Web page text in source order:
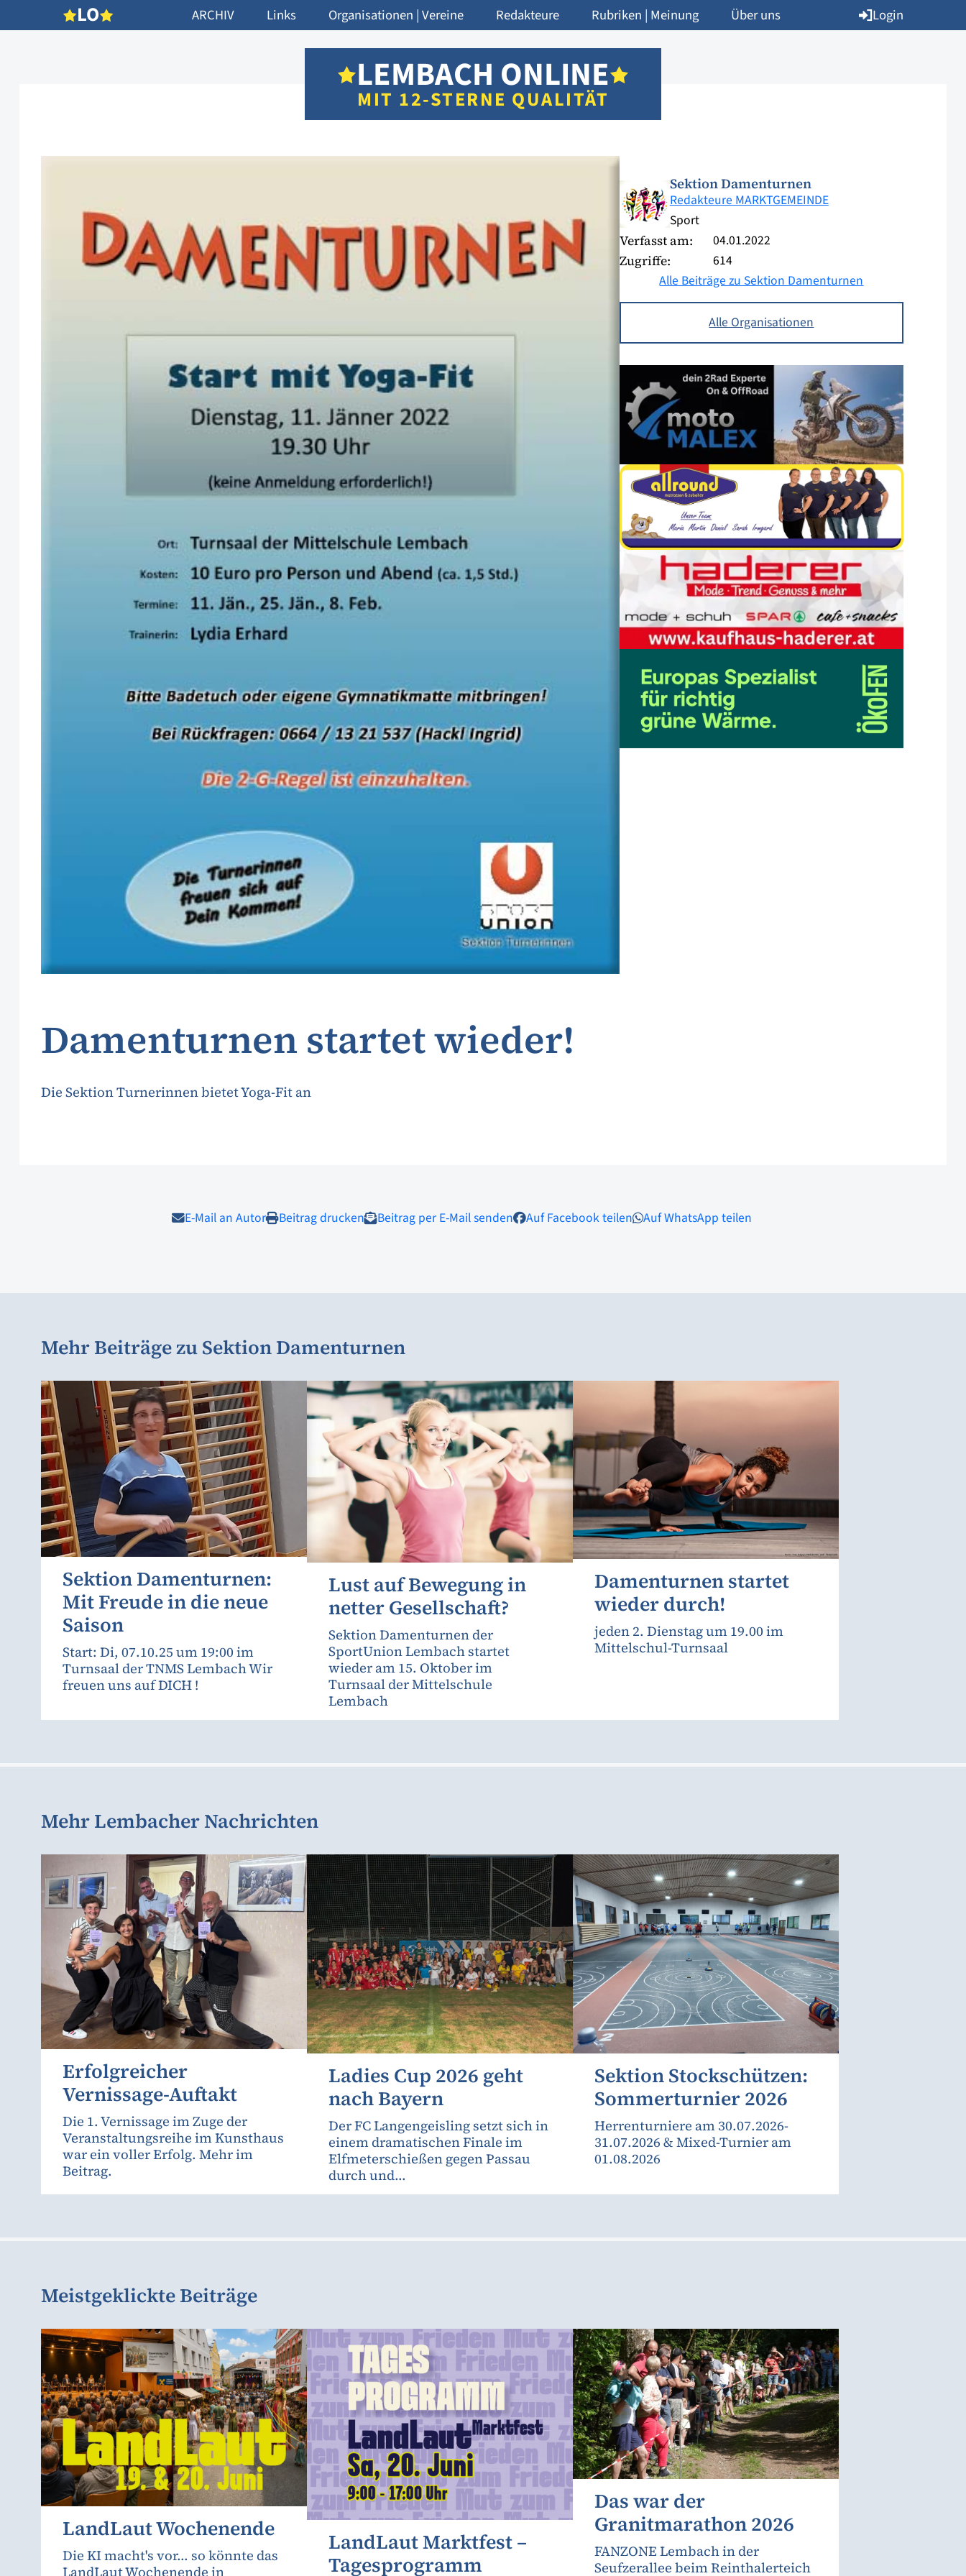
LO ARCHIV Links Organisationen | Vereine Redakteure Rubriken | Meinung Über uns Login
LEMBACH ONLINE
MIT 12-STERNE QUALITÄT
Damenturnen startet wieder!
Die Sektion Turnerinnen bietet Yoga-Fit an
Sektion Damenturnen
Redakteure MARKTGEMEINDE
Sport
Verfasst am: 04.01.2022
Zugriffe:
614
Alle Beiträge zu Sektion Damenturnen
Alle Organisationen
E-Mail an Autor Beitrag drucken Beitrag per E-Mail senden Auf Facebook teilen Auf WhatsApp teilen
Mehr Beiträge zu Sektion Damenturnen
Sektion Damenturnen:
Mit Freude in die neue
Saison
Start: Di, 07.10.25 um 19:00 im
Turnsaal der TNMS Lembach Wir
freuen uns auf DICH !
Lust auf Bewegung in
netter Gesellschaft?
Sektion Damenturnen der
SportUnion Lembach startet
wieder am 15. Oktober im
Turnsaal der Mittelschule
Lembach
Damenturnen startet
wieder durch!
jeden 2. Dienstag um 19.00 im
Mittelschul-Turnsaal
Mehr Lembacher Nachrichten
Erfolgreicher
Vernissage-Auftakt
Die 1. Vernissage im Zuge der
Veranstaltungsreihe im Kunsthaus
war ein voller Erfolg. Mehr im
Beitrag.
Ladies Cup 2026 geht
nach Bayern
Der FC Langengeisling setzt sich in
einem dramatischen Finale im
Elfmeterschießen gegen Passau
durch und...
Sektion Stockschützen:
Sommerturnier 2026
Herrenturniere am 30.07.2026-
31.07.2026 & Mixed-Turnier am
01.08.2026
Meistgeklickte Beiträge
LandLaut Wochenende
Die KI macht's vor... so könnte das
LandLaut Wochenende in
LandLaut Marktfest –
Tagesprogramm
Das war der
Granitmarathon 2026
FANZONE Lembach in der
Seufzerallee beim Reinthalerteich